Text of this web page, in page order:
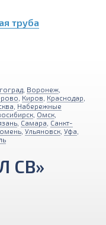
труба
Воронеж
Киров Краснодар
Набережные
Омск
Самара Санкт-
Ульяновск Уфа
СВ»